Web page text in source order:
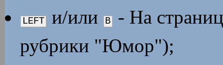
LEFT и/или B
- На
рубрики "Юмор");